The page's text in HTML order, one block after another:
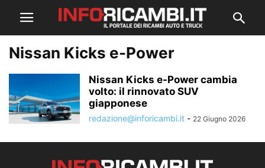
Nissan Kicks e-Power
Nissan Kicks e-Power cambia
volto: il rinnovato SUV
giapponese
redazione@inforicambi.it - 22 Giugno 2026